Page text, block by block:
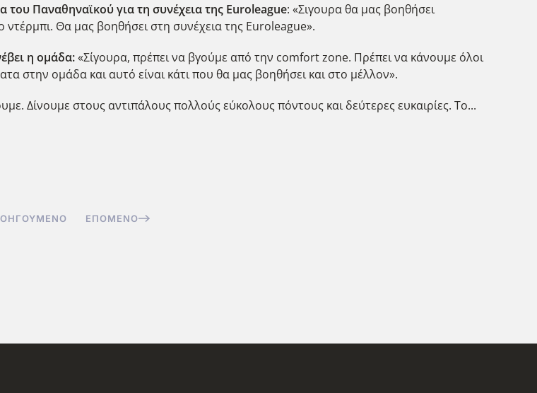
του Παναθηναϊκού για τη συνέχεια της Euroleague: «Σιγουρα θα μας βοηθήσει
Θα μας βοηθήσει στη συνέχεια της Euroleague».
η ομάδα:«Σίγουρα, πρέπει να βγούμε από την comfort zone. Πρέπει να κάνουμε όλοι
ομάδα και αυτό είναι κάτι που θα μας βοηθήσει και στο μέλλον».
Δίνουμε στους αντιπάλους πολλούς εύκολους πόντους και δεύτερες ευκαιρίες. Το...
ΕΠΌΜΕΝΟ